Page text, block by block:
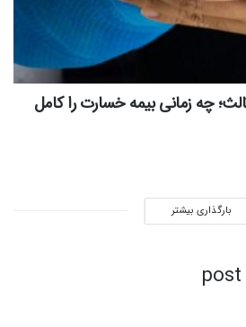
چه زمانی بیمه خسارت را کامل
بارگذاری بیشتر